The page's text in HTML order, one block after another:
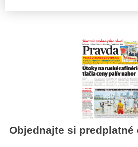
Objednajte si predplatné